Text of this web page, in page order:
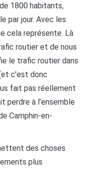
1800 habitants,
par jour. Avec les
cela représente. Là
routier et de nous
le trafic routier dans
c’est donc
fait pas réellement
perdre à l’ensemble
Camphin-en-
des choses
plus